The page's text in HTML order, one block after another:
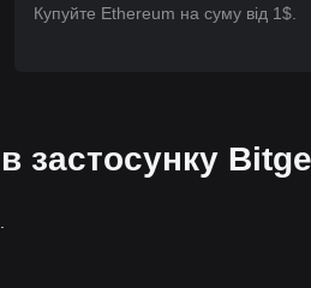
Купуйте Ethereum на суму від 1$.
застосунку